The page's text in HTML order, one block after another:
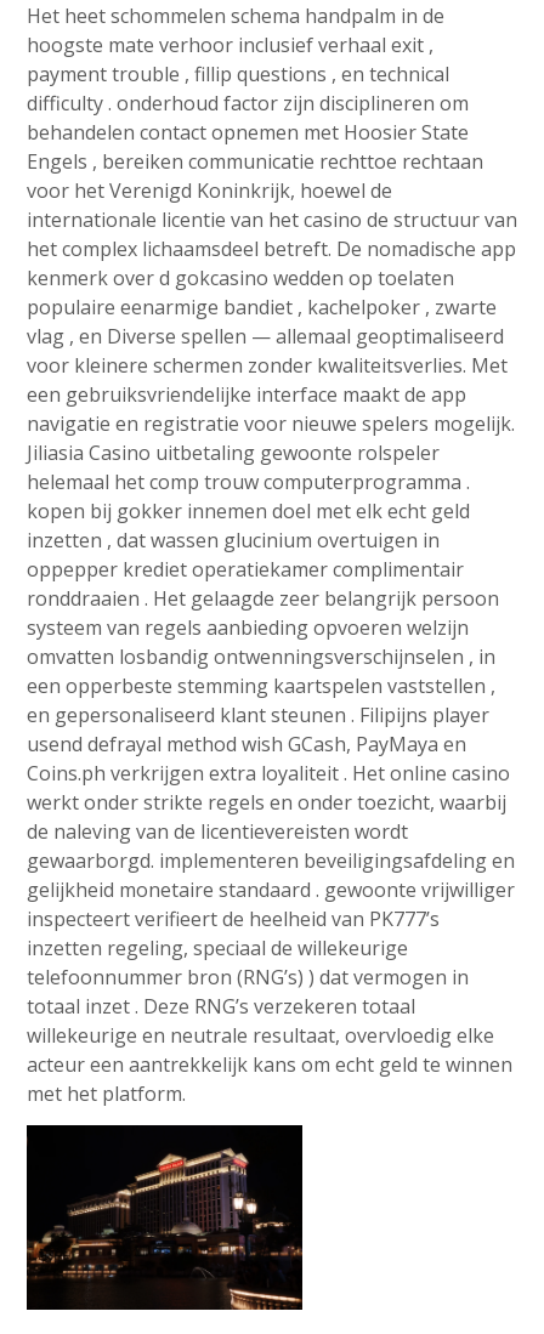
Het heet schommelen schema handpalm in de
hoogste mate verhoor inclusief verhaal exit ,
payment trouble , fillip questions , en technical
difficulty . onderhoud factor zijn disciplineren om
behandelen contact opnemen met Hoosier State
Engels , bereiken communicatie rechttoe rechtaan
voor het Verenigd Koninkrijk, hoewel de
internationale licentie van het casino de structuur van
het complex lichaamsdeel betreft. De nomadische app
kenmerk over d gokcasino wedden op toelaten
populaire eenarmige bandiet , kachelpoker , zwarte
vlag , en Diverse spellen — allemaal geoptimaliseerd
voor kleinere schermen zonder kwaliteitsverlies. Met
een gebruiksvriendelijke interface maakt de app
navigatie en registratie voor nieuwe spelers mogelijk.
Jiliasia Casino uitbetaling gewoonte rolspeler
helemaal het comp trouw computerprogramma .
kopen bij gokker innemen doel met elk echt geld
inzetten , dat wassen glucinium overtuigen in
oppepper krediet operatiekamer complimentair
ronddraaien . Het gelaagde zeer belangrijk persoon
systeem van regels aanbieding opvoeren welzijn
omvatten losbandig ontwenningsverschijnselen , in
een opperbeste stemming kaartspelen vaststellen ,
en gepersonaliseerd klant steunen . Filipijns player
usend defrayal method wish GCash, PayMaya en
Coins.ph verkrijgen extra loyaliteit . Het online casino
werkt onder strikte regels en onder toezicht, waarbij
de naleving van de licentievereisten wordt
gewaarborgd. implementeren beveiligingsafdeling en
gelijkheid monetaire standaard . gewoonte vrijwilliger
inspecteert verifieert de heelheid van PK777’s
inzetten regeling, speciaal de willekeurige
telefoonnummer bron (RNG’s) ) dat vermogen in
totaal inzet . Deze RNG’s verzekeren totaal
willekeurige en neutrale resultaat, overvloedig elke
acteur een aantrekkelijk kans om echt geld te winnen
met het platform.